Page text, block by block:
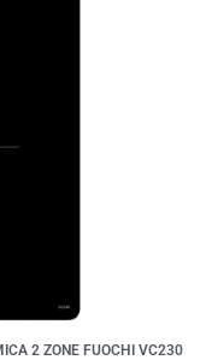
2 ZONE FUOCHI VC230